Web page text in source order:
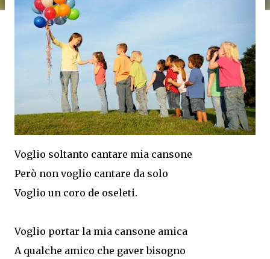
Voglio soltanto cantare mia cansone
Però non voglio cantare da solo
Voglio un coro de oseleti.
Voglio portar la mia cansone amica
A qualche amico che gaver bisogno